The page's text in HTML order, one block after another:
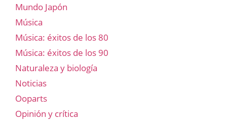
Mundo Japón
Música
Música: éxitos de los 80
Música: éxitos de los 90
Naturaleza y biología
Noticias
Ooparts
Opinión y crítica